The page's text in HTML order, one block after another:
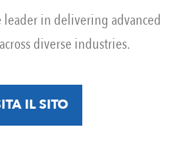
in delivering advanced
diverse industries.
IL SITO